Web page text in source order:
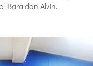
Bara dan Alvin.